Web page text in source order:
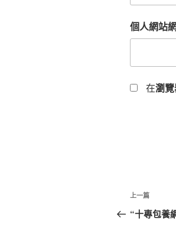
個人網站
在瀏
文
章
上
一
上一篇
“十專包養